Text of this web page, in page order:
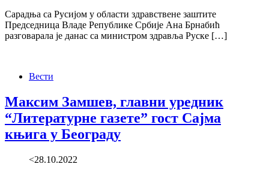
Сарадња са Русијом у области здравствене заштите
Председница Владе Републике Србије Ана Брнабић
разговарала је данас са министром здравља Руске […]
Вести
Максим Замшев, главни уредник
“Литературне газете” гост Сајма
књига у Београду
<28.10.2022